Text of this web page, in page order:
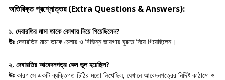
অতিরিক্ত প্রশ্নোত্তর (Extra Questions & Answers):
১. দেবারতির মামা তাকে কোথায় নিয়ে গিয়েছিলেন?
উঃ দেবারতির মামা তাকে মেলায় ও বিভিন্ন জায়গায় ঘুরতে নিয়ে গিয়েছিলেন।
২. দেবারতির আবেদনপত্র কেন ভুল হয়েছিল?
উঃ কারণ সে একটি ব্যক্তিগত চিঠির মতো লিখেছিল, যেখানে আবেদনপত্রের নির্দিষ্ট কাঠামো ও